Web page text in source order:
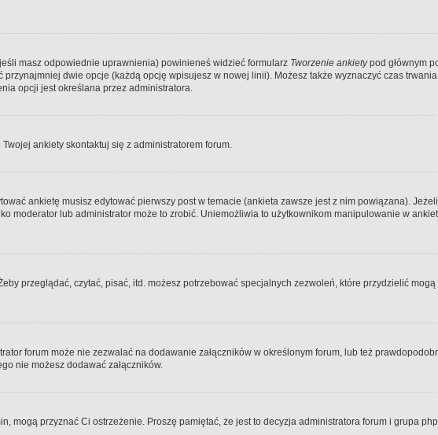
masz odpowiednie uprawnienia) powinieneś widzieć formularz Tworzenie ankietypod głównym
dwie opcje (każdą opcję wpisujesz w nowej linii). Możesz także wyznaczyć czas
opcji jest określana przez administratora.
ankiety skontaktuj się z administratorem forum.
ankietę musisz edytować pierwszy post w temacie (ankieta zawsze jest z nim powiązana).
moderator lub administrator może to zrobić. Uniemożliwia to użytkownikom manipulowanie w
przeglądać, czytać, pisać, itd. możesz potrzebować specjalnych zezwoleń, które przydzielić
forum może nie zezwalać na dodawanie załączników w określonym forum, lub też
nie możesz dodawać załączników.
mogą przyznać Ci ostrzeżenie. Proszę pamiętać, że jest to decyzja administratora forum i grupa